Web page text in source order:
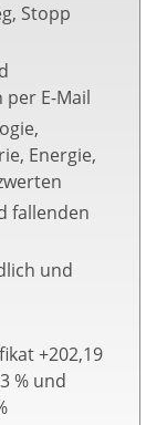
Stopp
E-Mail
Energie,
fallenden
und
+202,19
% und